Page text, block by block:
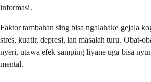
informasi.
Faktor tambahan sing bisa ngalahake gejala
stres, kuatir, depresi, lan masalah turu. Obat-
nyeri, utawa efek samping liyane uga bisa
mental.